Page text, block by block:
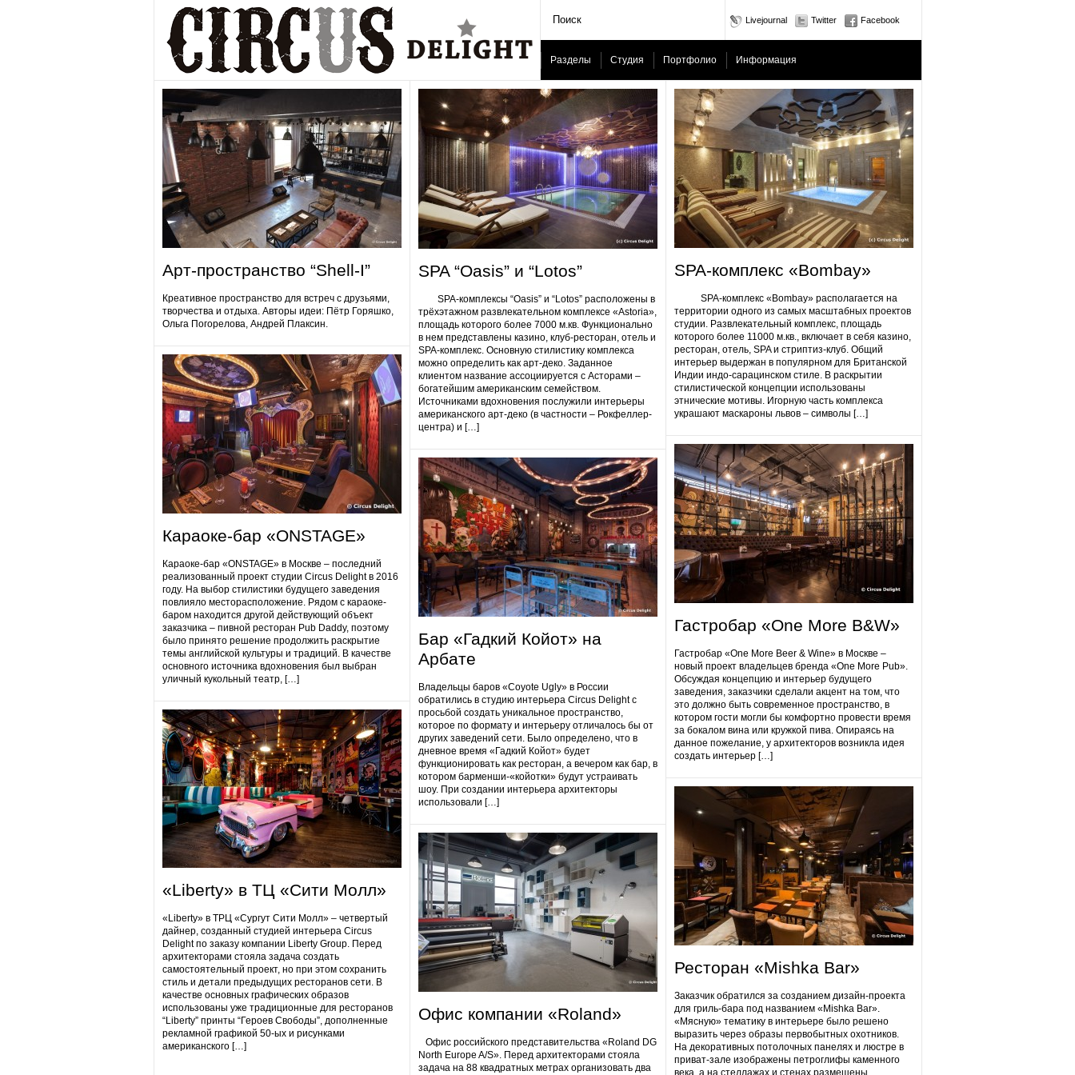
Livejournal Twitter Facebook
Разделы Студия Портфолио Информация
Арт-пространство “Shell-I”
Креативное пространство для встреч с друзьями,
творчества и отдыха. Авторы идеи: Пётр Горяшко,
Ольга Погорелова, Андрей Плаксин.
Караоке-бар «ONSTAGE»
Караоке-бар «ONSTAGE» в Москве – последний
реализованный проект студии Circus Delight в 2016
году. На выбор стилистики будущего заведения
повлияло месторасположение. Рядом с караоке-
баром находится другой действующий объект
заказчика – пивной ресторан Pub Daddy​, поэтому
было принято решение продолжить раскрытие
темы английской культуры и традиций. В качестве
основного источника вдохновения был выбран
уличный кукольный театр, […]
«Liberty» в ТЦ «Сити Молл»
«Liberty» в ТРЦ «Сургут Сити Молл» – четвертый
дайнер, созданный студией интерьера Circus
Delight по заказу компании Liberty Group. Перед
архитекторами стояла задача создать
самостоятельный проект, но при этом сохранить
стиль и детали предыдущих ресторанов сети. В
качестве основных графических образов
использованы уже традиционные для ресторанов
“Liberty” принты “Героев Свободы”, дополненные
рекламной графикой 50-ых и рисунками
американского […]
SPA “Oasis” и “Lotos”
SPA-комплексы “Oasis” и “Lotos” расположены в
трёхэтажном развлекательном комплексе «Astoria»,
площадь которого более 7000 м.кв. Функционально
в нем представлены казино, клуб-ресторан, отель и
SPA-комплекс. Основную стилистику комплекса
можно определить как арт-деко. Заданное
клиентом название ассоциируется с Асторами –
богатейшим американским семейством.
Источниками вдохновения послужили интерьеры
американского арт-деко (в частности – Рокфеллер-
центра) и […]
Бар «Гадкий Койот» на
Арбате
Владельцы баров «Coyote Ugly» в России
обратились в студию интерьера Circus Delight с
просьбой создать уникальное пространство,
которое по формату и интерьеру отличалось бы от
других заведений сети. Было определено, что в
дневное время «Гадкий Койот» будет
функционировать как ресторан, а вечером как бар, в
котором барменши-«койотки» будут устраивать
шоу. При создании интерьера архитекторы
использовали […]
Офис компании «Roland»
Офис российского представительства «Roland DG
North Europe A/S». Перед архитекторами стояла
задача на 88 квадратных метрах организовать два
SPA-комплекс «Bombay»
SPA-комплекс «Bombay» располагается на
территории одного из самых масштабных проектов
студии. Развлекательный комплекс, площадь
которого более 11000 м.кв., включает в себя казино,
ресторан, отель, SPA и стриптиз-клуб. Общий
интерьер выдержан в популярном для Британской
Индии индо-сарацинском стиле. В раскрытии
стилистической концепции использованы
этнические мотивы. Игорную часть комплекса
украшают маскароны львов – символы […]
Гастробap «One More B&W»
Гастробap «One More Beer & Wine» в Москве –
новый проект владельцев бренда «One More Pub».
Обсуждая концепцию и интерьер будущего
заведения, заказчики сделали акцент на том, что
это должно быть современное пространство, в
котором гости могли бы комфортно провести время
за бокалом вина или кружкой пива. Опираясь на
данное пожелание, у архитекторов возникла идея
создать интерьер […]
Ресторан «Mishka Bar»
Заказчик обратился за созданием дизайн-проекта
для гриль-бара под названием «Mishka Bar».
«Мясную» тематику в интерьере было решено
выразить через образы первобытных охотников.
На декоративных потолочных панелях и люстре в
приват-зале изображены петроглифы каменного
века, а на стеллажах и стенах размещены